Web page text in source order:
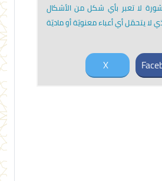
لا تعبر بأي شكل من الأشكال
لا يتحمّل أي أعباء معنويّة أو ماديّة
X